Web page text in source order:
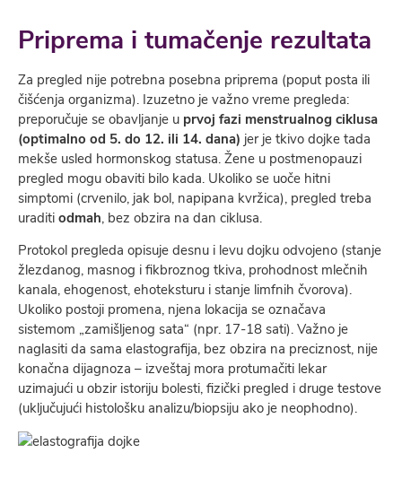
Priprema i tumačenje rezultata
Za pregled nije potrebna posebna priprema (poput posta ili
čišćenja organizma). Izuzetno je važno vreme pregleda:
preporučuje se obavljanje u prvoj fazi menstrualnog ciklusa
(optimalno od 5. do 12. ili 14. dana) jer je tkivo dojke tada
mekše usled hormonskog statusa. Žene u postmenopauzi
pregled mogu obaviti bilo kada. Ukoliko se uoče hitni
simptomi (crvenilo, jak bol, napipana kvržica), pregled treba
uraditi odmah, bez obzira na dan ciklusa.
Protokol pregleda opisuje desnu i levu dojku odvojeno (stanje
žlezdanog, masnog i fikbroznog tkiva, prohodnost mlečnih
kanala, ehogenost, ehoteksturu i stanje limfnih čvorova).
Ukoliko postoji promena, njena lokacija se označava
sistemom „zamišljenog sata“ (npr. 17-18 sati). Važno je
naglasiti da sama elastografija, bez obzira na preciznost, nije
konačna dijagnoza – izveštaj mora protumačiti lekar
uzimajući u obzir istoriju bolesti, fizički pregled i druge testove
(uključujući histološku analizu/biopsiju ako je neophodno).